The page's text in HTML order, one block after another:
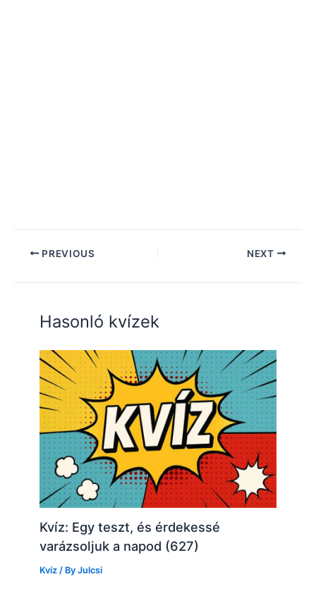
PREVIOUS NEXT
Hasonló kvízek
Kvíz: Egy teszt, és érdekessé
varázsoljuk a napod (627)
Kvíz / ByJulcsi